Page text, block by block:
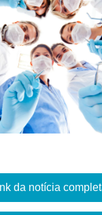
da notícia